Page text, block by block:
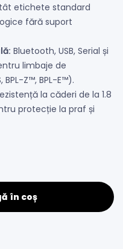
etichete standard
fără suport
Bluetooth, USB, Serial și
limbaje de
Z™, BPL-E™).
la căderi de la 1.8
protecție la praf și
în coș